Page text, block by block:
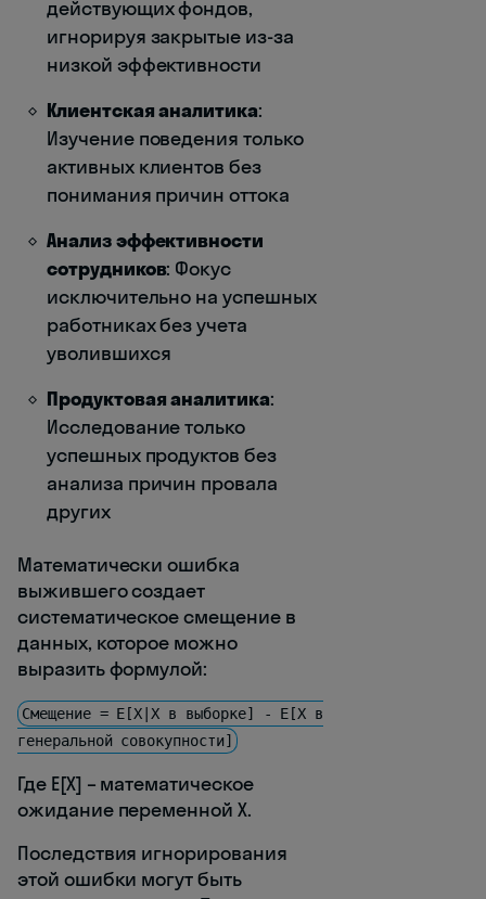
действующих фондов,
игнорируя закрытые из-за
низкой эффективности
Клиентская аналитика:
Изучение поведения только
активных клиентов без
понимания причин оттока
Анализ эффективности
сотрудников: Фокус
исключительно на успешных
работниках без учета
уволившихся
Продуктовая аналитика:
Исследование только
успешных продуктов без
анализа причин провала
других
Математически ошибка
выжившего создает
систематическое смещение в
данных, которое можно
выразить формулой:
Смещение = E[X|X в выборке] - E[X в
генеральной совокупности]
Где E[X] – математическое
ожидание переменной X.
Последствия игнорирования
этой ошибки могут быть